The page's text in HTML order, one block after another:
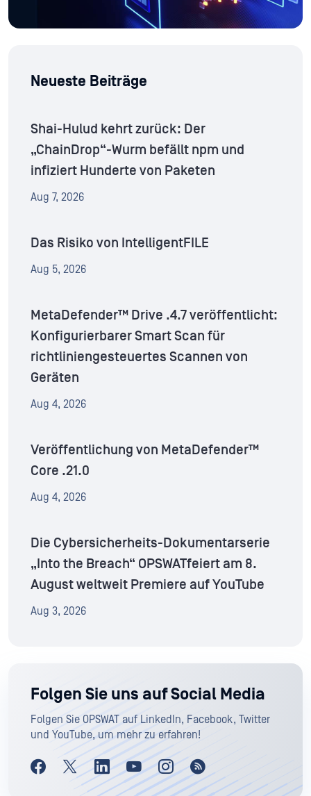
Neueste Beiträge
Shai-Hulud kehrt zurück: Der
„ChainDrop“-Wurm befällt npm und
infiziert Hunderte von Paketen
Aug 7, 2026
Das Risiko von IntelligentFILE
Aug 5, 2026
MetaDefender™ Drive .4.7 veröffentlicht:
Konfigurierbarer Smart Scan für
richtliniengesteuertes Scannen von
Geräten
Aug 4, 2026
Veröffentlichung von MetaDefender™
Core .21.0
Aug 4, 2026
Die Cybersicherheits-Dokumentarserie
„Into the Breach“ OPSWATfeiert am 8.
August weltweit Premiere auf YouTube
Aug 3, 2026
Folgen Sie uns auf Social Media
Folgen Sie OPSWAT auf LinkedIn, Facebook, Twitter
und YouTube, um mehr zu erfahren!